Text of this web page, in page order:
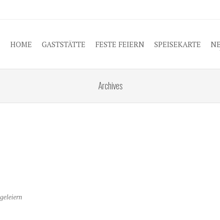
CONTENT
HOME GASTSTÄTTE FESTE FEIERN SPEISEKARTE
Archives